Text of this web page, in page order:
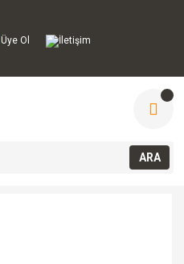
Üye Ol İletişim
ARA